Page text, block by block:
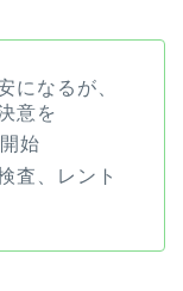
になるが、
意を
始
査、レント